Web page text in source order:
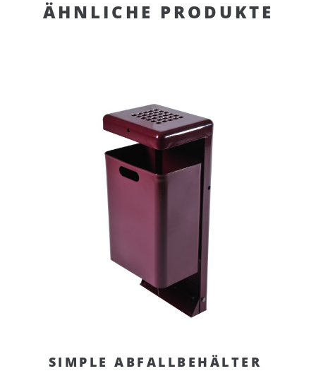
ÄHNLICHE PRODUKTE
SIMPLE ABFALLBEHÄLTER